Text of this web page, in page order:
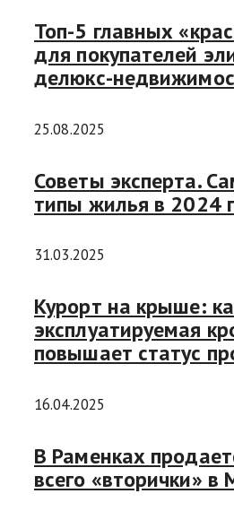
Топ-5 главных
для покупателей
делюкс-
25.08.2025
Советы эксперта.
типы жилья в 2024
31.03.2025
Курорт на крыше:
эксплуатируемая
повышает статус
16.04.2025
В Раменках
всего «вторички» в